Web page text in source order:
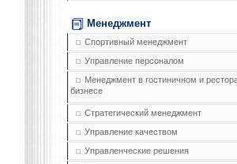
Менеджмент
Спортивный менеджмент
Управление персоналом
Менеджмент в гостиничном и
бизнесе
Стратегический менеджмент
Управление качеством
Управленческие решения